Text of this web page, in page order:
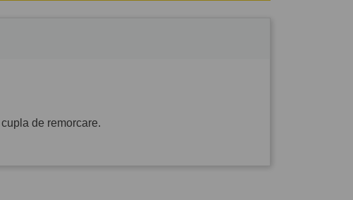
de remorcare.